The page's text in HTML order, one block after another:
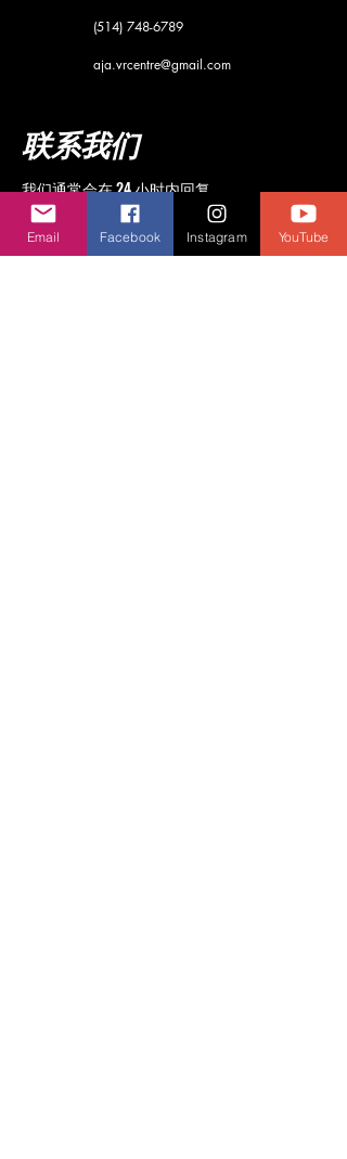
(514) 748-6789
aja.vrcentre@gmail.com
联系我们
我们通常会在 24 小时内回复。
First Name
Email Facebook Instagram YouTube